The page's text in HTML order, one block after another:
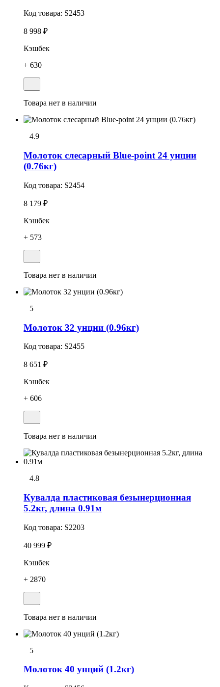
Код товара: S2453
8 998 ₽
Кэшбек
+ 630
Товара нет в наличии
4.9
Молоток слесарный Blue-point 24 унции
(0.76кг)
Код товара: S2454
8 179 ₽
Кэшбек
+ 573
Товара нет в наличии
5
Молоток 32 унции (0.96кг)
Код товара: S2455
8 651 ₽
Кэшбек
+ 606
Товара нет в наличии
4.8
Кувалда пластиковая безынерционная
5.2кг, длина 0.91м
Код товара: S2203
40 999 ₽
Кэшбек
+ 2870
Товара нет в наличии
5
Молоток 40 унций (1.2кг)